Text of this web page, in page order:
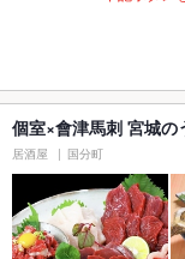
個室×會津馬刺 宮城
居酒屋 国分町